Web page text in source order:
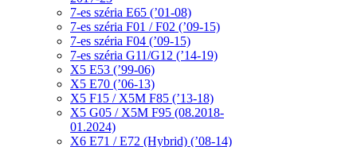
7-es széria E65 (’01-08)
7-es széria F01 / F02 (’09-15)
7-es széria F04 (’09-15)
7-es széria G11/G12 (’14-19)
X5 E53 (’99-06)
X5 E70 (’06-13)
X5 F15 / X5M F85 (’13-18)
X5 G05 / X5M F95 (08.2018-
01.2024)
X6 E71 / E72 (Hybrid) (’08-14)